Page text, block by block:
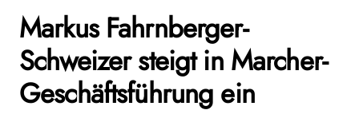
Markus Fahrnberger-
Schweizer steigt in Marcher-
Geschäftsführung ein